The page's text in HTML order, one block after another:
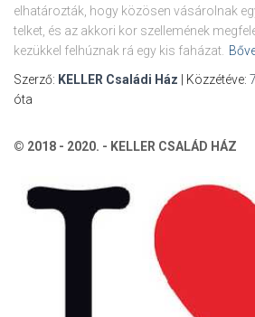
elhatározták, hogy közösen vásárolnak
telket, és az akkori kor szellemének
kezükkel felhúznak rá egy kis faházat.
Szerző: KELLER Családi Ház | Közzétéve:
óta
© 2018 - 2020. - KELLER CSALÁD HÁZ